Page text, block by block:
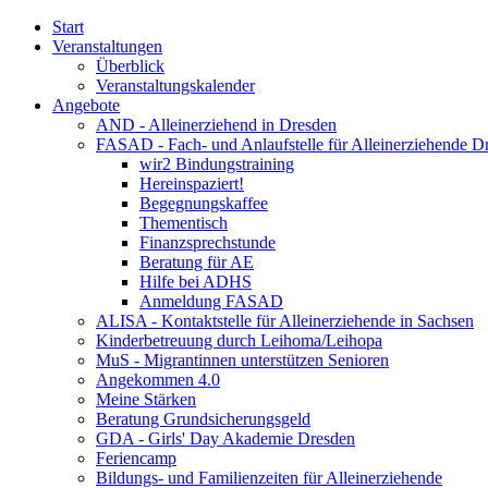
Start
Veranstaltungen
Überblick
Veranstaltungskalender
Angebote
AND - Alleinerziehend in Dresden
FASAD - Fach- und Anlaufstelle für Alleinerziehende
wir2 Bindungstraining
Hereinspaziert!
Begegnungskaffee
Thementisch
Finanzsprechstunde
Beratung für AE
Hilfe bei ADHS
Anmeldung FASAD
ALISA - Kontaktstelle für Alleinerziehende in Sachsen
Kinderbetreuung durch Leihoma/Leihopa
MuS - Migrantinnen unterstützen Senioren
Angekommen 4.0
Meine Stärken
Beratung Grundsicherungsgeld
GDA - Girls' Day Akademie Dresden
Feriencamp
Bildungs- und Familienzeiten für Alleinerziehende